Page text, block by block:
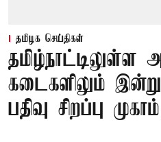
தமிழக செய்திகள்
தமிழ்நாட்டிலுள்ள
கடைகளிலும்
பதிவு சிறப்பு